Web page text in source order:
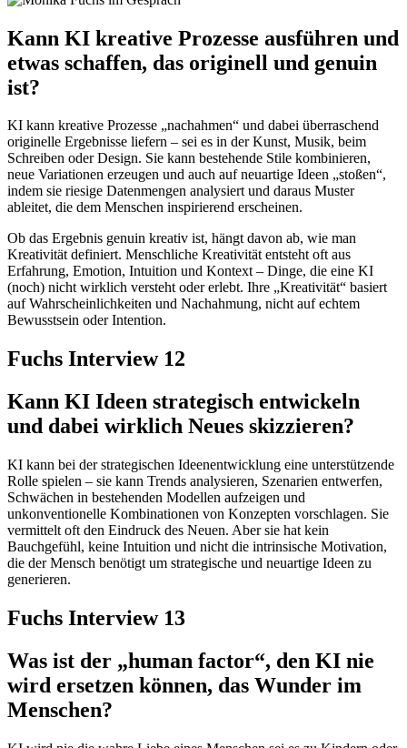
Kann KI kreative Prozesse ausführen und
etwas schaffen, das originell und genuin
ist?
KI kann kreative Prozesse „nachahmen“ und dabei überraschend
originelle Ergebnisse liefern – sei es in der Kunst, Musik, beim
Schreiben oder Design. Sie kann bestehende Stile kombinieren,
neue Variationen erzeugen und auch auf neuartige Ideen „stoßen“,
indem sie riesige Datenmengen analysiert und daraus Muster
ableitet, die dem Menschen inspirierend erscheinen.
Ob das Ergebnis genuin kreativ ist, hängt davon ab, wie man
Kreativität definiert. Menschliche Kreativität entsteht oft aus
Erfahrung, Emotion, Intuition und Kontext – Dinge, die eine KI
(noch) nicht wirklich versteht oder erlebt. Ihre „Kreativität“ basiert
auf Wahrscheinlichkeiten und Nachahmung, nicht auf echtem
Bewusstsein oder Intention.
Fuchs Interview 12
Kann KI Ideen strategisch entwickeln
und dabei wirklich Neues skizzieren?
KI kann bei der strategischen Ideenentwicklung eine unterstützende
Rolle spielen – sie kann Trends analysieren, Szenarien entwerfen,
Schwächen in bestehenden Modellen aufzeigen und
unkonventionelle Kombinationen von Konzepten vorschlagen. Sie
vermittelt oft den Eindruck des Neuen. Aber sie hat kein
Bauchgefühl, keine Intuition und nicht die intrinsische Motivation,
die der Mensch benötigt um strategische und neuartige Ideen zu
generieren.
Fuchs Interview 13
Was ist der „human factor“, den KI nie
wird ersetzen können, das Wunder im
Menschen?